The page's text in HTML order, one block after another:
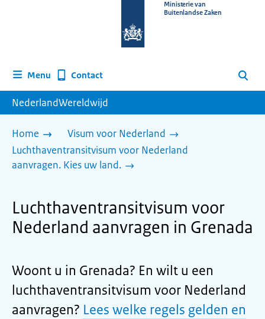
homepage
Ministerie van
Buitenlandse Zaken
Menu Contact Zoeken
NederlandWereldwijd
Home
Visum voor Nederland
Luchthaventransitvisum voor Nederland
aanvragen. Kies uw land.
Luchthaventransitvisum voor
Nederland aanvragen in Grenada
Woont u in Grenada? En wilt u een
luchthaventransitvisum voor Nederland
aanvragen? Lees welke regels gelden en